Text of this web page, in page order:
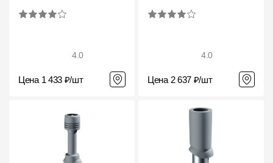
4.0
Цена 1 433 ₽/шт
4.0
Цена 2 637 ₽/шт